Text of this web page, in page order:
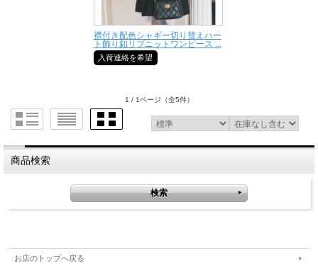
襟付き配色シャギー切り替えハー
ト飾り釦リブニットワンピース ...
入荷連絡を希望
1 / 1ページ （全5件）
商品検索
お店のトップへ戻る